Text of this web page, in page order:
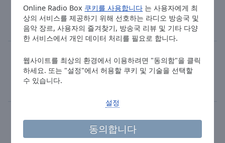
Online Radio Box 쿠키를 사용합니다 는 사용자에게 최
상의 서비스를 제공하기 위해 선호하는 라디오 방송국 및
음악 장르, 사용자의 즐겨찾기, 방송국 리뷰 및 기타 다양
한 서비스에서 개인 데이터 처리를 필요로 합니다.
웹사이트를 최상의 환경에서 이용하려면 "동의함"을 클릭
하세요. 또는 "설정"에서 허용할 쿠키 및 기술을 선택할
수 있습니다.
동의합니다
설정
news oldies
hits
Stephan Remmler - Keine Sterne in Athen
3
147
rock lounge 90s
80s
psy trance
Astrix - Eye To Eye